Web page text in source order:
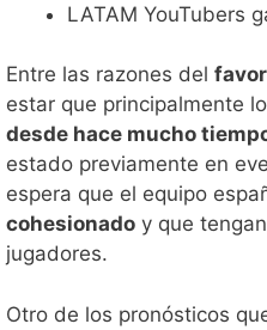
LATAM YouTubers
Entre las razones del
estar que principalmente
desde hace mucho
estado previamente en
espera que el equipo
cohesionado y que
jugadores.
Otro de los pronósticos